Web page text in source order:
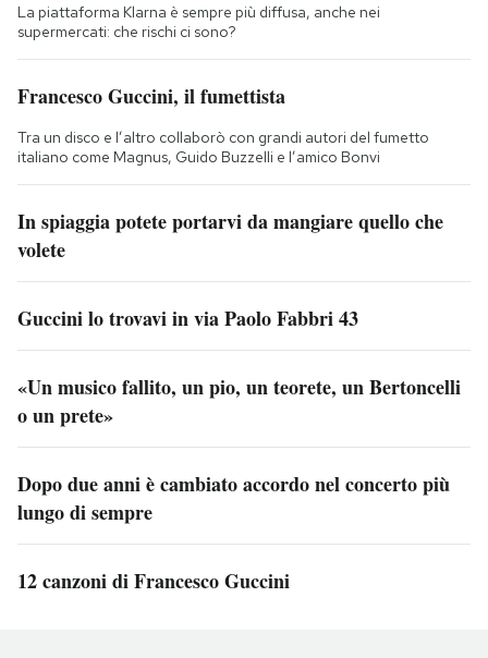
La piattaforma Klarna è sempre più diffusa, anche nei
supermercati: che rischi ci sono?
Francesco Guccini, il fumettista
Tra un disco e l’altro collaborò con grandi autori del fumetto
italiano come Magnus, Guido Buzzelli e l’amico Bonvi
In spiaggia potete portarvi da mangiare quello che
volete
Guccini lo trovavi in via Paolo Fabbri 43
«Un musico fallito, un pio, un teorete, un Bertoncelli
o un prete»
Dopo due anni è cambiato accordo nel concerto più
lungo di sempre
12 canzoni di Francesco Guccini